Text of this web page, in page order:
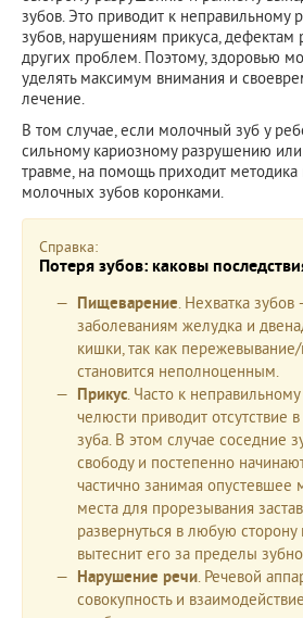
зубов. Это приводит к неправильному
зубов, нарушениям прикуса, дефектам
других проблем. Поэтому, здоровью
уделять максимум внимания и
лечение.
В том случае, если молочный зуб у
сильному кариозному разрушению
травме, на помощь приходит методика
молочных зубов коронками.
Справка:
Потеря зубов: каковы
Пищеварение. Нехватка
заболеваниям желудка и
кишки, так как
становится неполноценным.
Прикус. Часто к
челюсти приводит отсутствие
зуба. В этом случае соседние
свободу и постепенно
частично занимая опустевшее
места для прорезывания
развернуться в любую
вытеснит его за пределы
Нарушение речи. Речевой
совокупность и